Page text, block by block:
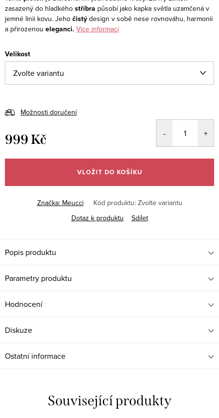
zasazený do hladkého stříbra působí jako kapka světla uzamčená v
jemné linii kovu. Jeho čistý design v sobě nese rovnováhu, harmonii
a přirozenou eleganci. Více informací
Velikost
Možnosti doručení
999 Kč
cena:
VLOŽIT DO KOŠÍKU
Značka: Meucci Kód produktu: Zvolte variantu
Dotaz k produktu
Sdílet
Popis produktu
Parametry produktu
Hodnocení
Diskuze
Ostatní informace
Související produkty